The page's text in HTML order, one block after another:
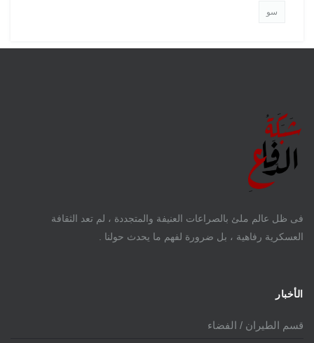
سو
فى ظل عالم ملئ بالصراعات العنيفة والمتجددة ، لم تعد الثقافة
العسكرية رفاهية ، بل ضرورة لفهم ما يحدث حولنا .
الأخبار
قسم الطيران / الفضاء